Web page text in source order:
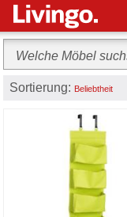
Sortierung: Beliebtheit